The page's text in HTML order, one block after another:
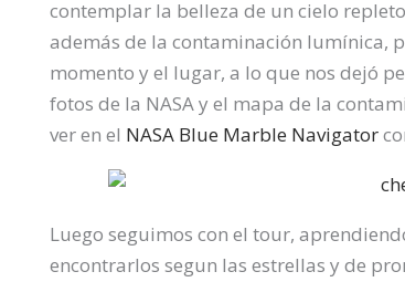
contemplar la belleza de un cielo
además de la contaminación lumínica,
momento y el lugar, a lo que nos dejó
fotos de la NASA y el mapa de la
ver en el NASA Blue Marble Navigator
Luego seguimos con el tour,
encontrarlos segun las estrellas y de